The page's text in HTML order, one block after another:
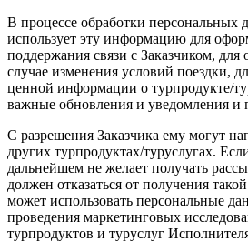
В процессе обработки персональных
использует эту информацию для
поддержания связи с Заказчиком, для
случае изменения условий поездки,
ценной информации о турпродукте/
важные обновления и уведомления и
С разрешения Заказчика ему могут
других турпродуктах/туруслугах.
дальнейшем не желает получать
должен отказаться от получения
может использовать персональные
проведения маркетинговых
турпродуктов и туруслуг